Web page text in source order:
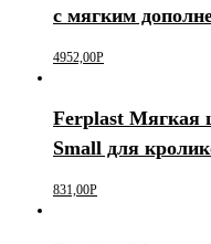
с мягким
4952,00Р
Ferplast Мягкая
Small для
831,00Р